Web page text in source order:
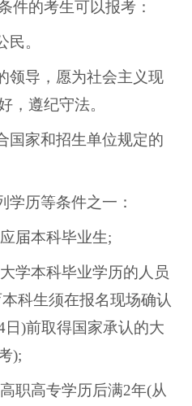
件的考生可以报考：
。
导，愿为社会主义现
，遵纪守法。
家和招生单位规定的
历等条件之一：
届本科毕业生;
本科毕业学历的人员
科生须在报名现场确认
日)前取得国家承认的大
);
高专学历后满2年(从